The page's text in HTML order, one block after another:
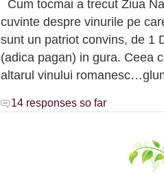
Cum tocmai a trecut Ziua
cuvinte despre vinurile pe
sunt un patriot convins, de 1
(adica pagan) in gura. Ceea
altarul vinului
14 responses so far